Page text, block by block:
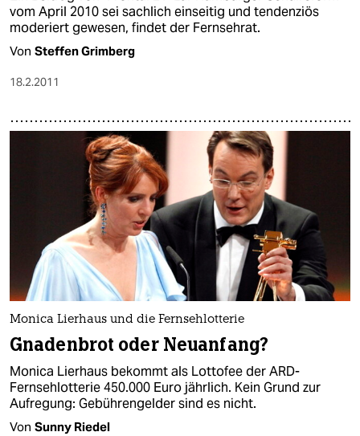
vom April 2010 sei sachlich einseitig und tendenziös
moderiert gewesen, findet der Fernsehrat.
Von Steffen Grimberg
18.2.2011
Monica Lierhaus und die Fernsehlotterie
Gnadenbrot oder Neuanfang?
Monica Lierhaus bekommt als Lottofee der ARD-
Fernsehlotterie 450.000 Euro jährlich. Kein Grund zur
Aufregung: Gebührengelder sind es nicht.
Von Sunny Riedel